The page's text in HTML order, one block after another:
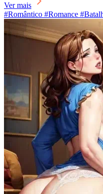
Ver mais
#Romântico #Romance